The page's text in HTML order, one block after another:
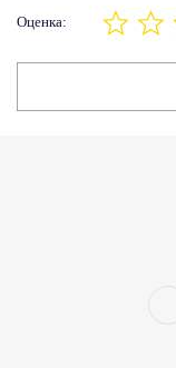
Оценка: